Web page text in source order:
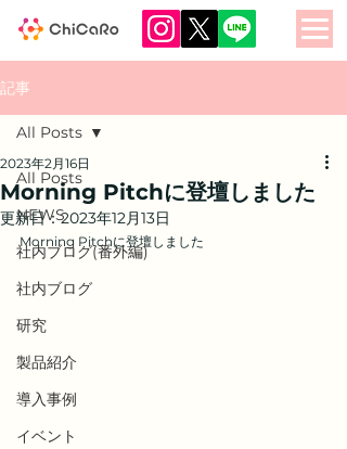
記事
All Posts
NEWS
社内ブログ(番外編)
社内ブログ
研究
製品紹介
導入事例
イベント
All Posts
Morning Pitchに登壇しました
2023年2月16日
更新日：2023年12月13日
Morning Pitchに登壇しました